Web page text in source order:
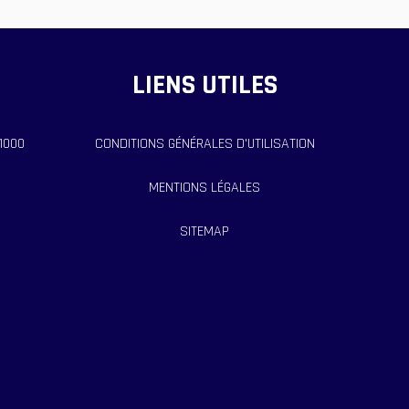
LIENS UTILES
CONDITIONS GÉNÉRALES D'UTILISATION
MENTIONS LÉGALES
SITEMAP